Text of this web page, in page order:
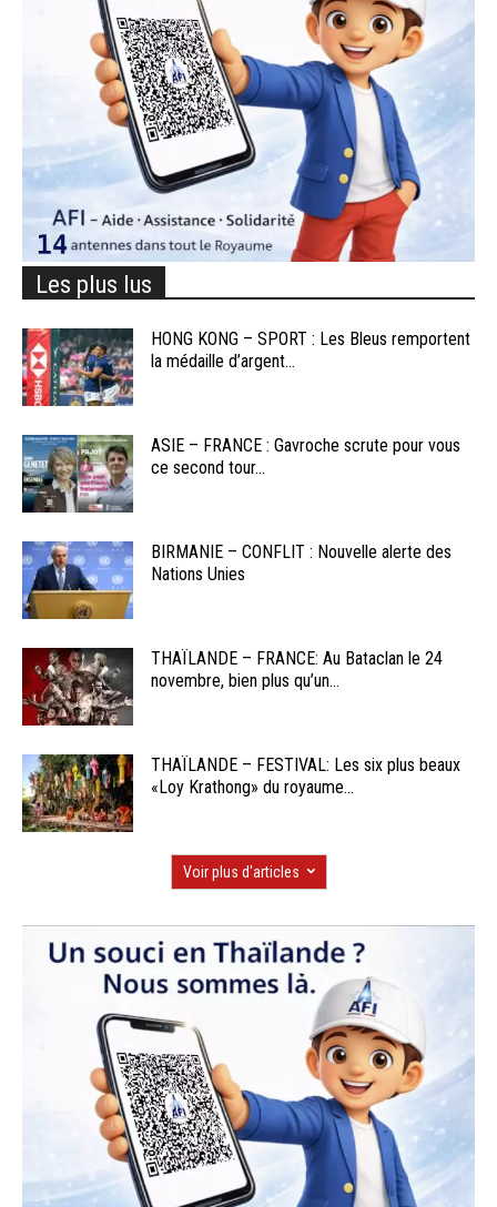
Les plus lus
HONG KONG – SPORT : Les Bleus remportent
la médaille d’argent...
ASIE – FRANCE : Gavroche scrute pour vous
ce second tour...
BIRMANIE – CONFLIT : Nouvelle alerte des
Nations Unies
THAÏLANDE – FRANCE: Au Bataclan le 24
novembre, bien plus qu’un...
THAÏLANDE – FESTIVAL: Les six plus beaux
«Loy Krathong» du royaume...
Voir plus d'articles